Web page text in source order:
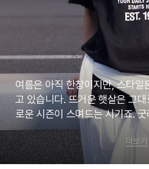
여름은 아직 한창이지만, 스타
고 있습니다. 뜨거운 햇살은 그
로운 시즌이 스며드는 시기죠.
지막 무드와 다가올 F/W 시즌을
입기 좋은 스타일과 브랜드의
세요.
더보기